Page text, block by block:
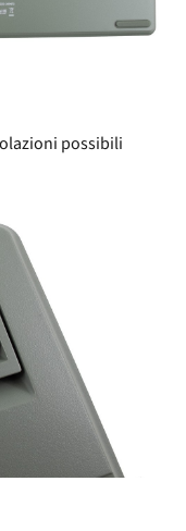
possibili